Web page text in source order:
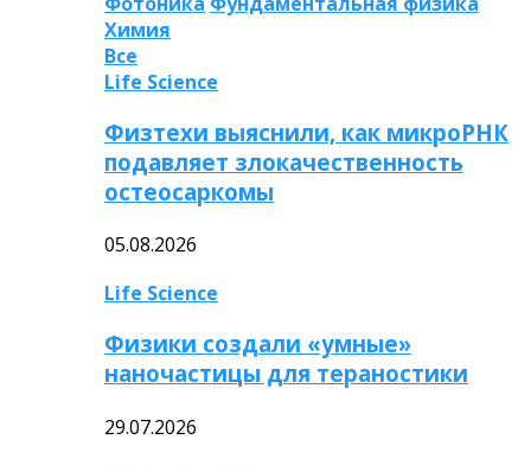
Химия
Все
Life Science
Физтехи выяснили, как микроРНК
подавляет злокачественность
остеосаркомы
05.08.2026
Life Science
Физики создали «умные»
наночастицы для тераностики
29.07.2026